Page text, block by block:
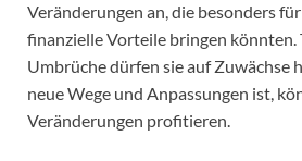
Veränderungen an, die besonders
finanzielle Vorteile bringen könnten.
Umbrüche dürfen sie auf Zuwächse
neue Wege und Anpassungen ist,
Veränderungen profitieren.